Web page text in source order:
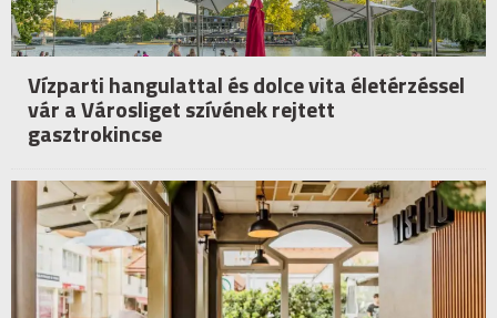
Vízparti hangulattal és dolce vita életérzéssel
vár a Városliget szívének rejtett
gasztrokincse